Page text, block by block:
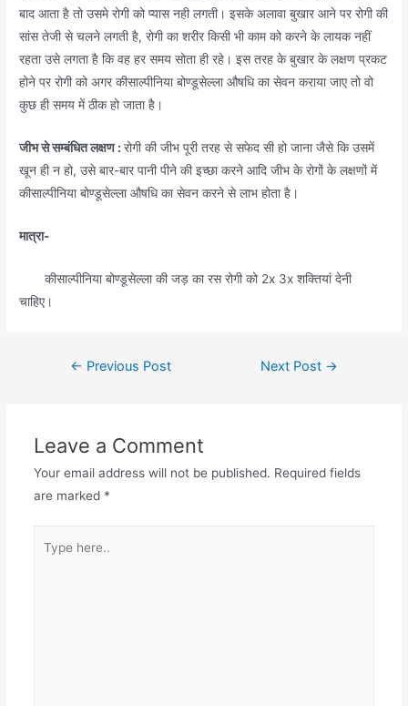
बाद आता है तो उसमे रोगी को प्यास नही लगती। इसके अलावा बुखार आने पर रोगी की
सांस तेजी से चलने लगती है, रोगी का शरीर किसी भी काम को करने के लायक नहीं
रहता उसे लगता है कि वह हर समय सोता ही रहे। इस तरह के बुखार के लक्षण प्रकट
होने पर रोगी को अगर कीसाल्पीनिया बोण्डूसेल्ला औषधि का सेवन कराया जाए तो वो
कुछ ही समय में ठीक हो जाता है।
जीभ से सम्बंधित लक्षण :रोगी की जीभ पूरी तरह से सफेद सी हो जाना जैसे कि उसमें
खून ही न हो, उसे बार-बार पानी पीने की इच्छा करने आदि जीभ के रोगों के लक्षणों में
कीसाल्पीनिया बोण्डूसेल्ला औषधि का सेवन करने से लाभ होता है।
मात्रा-
कीसाल्पीनिया बोण्डूसेल्ला की जड़ का रस रोगी को 2x 3x शक्तियां देनी
चाहिए।
Post← Previous Post Next Post →
Leave a Comment
Your email address will not be published. Required fields
are marked *
here..